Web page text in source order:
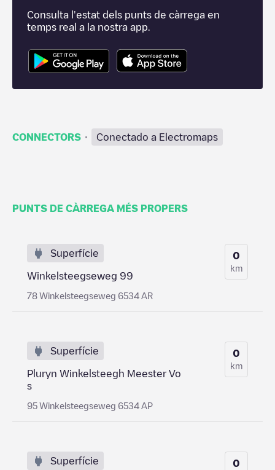
Consulta l'estat dels punts de càrrega en
temps real a la nostra app.
CONNECTORS · Conectado a Electromaps
PUNTS DE CÀRREGA MÉS PROPERS
Superfície
Winkelsteegseweg 99
78 Winkelsteegseweg 6534 AR
0
km
Superfície
Pluryn Winkelsteegh Meester Vo
s
95 Winkelsteegseweg 6534 AP
0
km
Superfície 0